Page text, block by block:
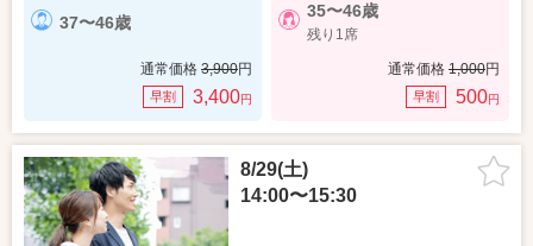
37〜46歳
通常価格 3,900円
早割 3,400円
35〜46歳
残り1席
通常価格 1,000円
早割 500円
8/29(土)
14:00〜15:30